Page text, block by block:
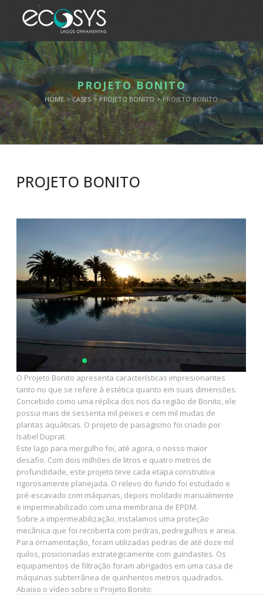
PROJETO BONITO
HOME CASES PROJETO BONITO PROJETO BONITO
PROJETO BONITO
O Projeto Bonito apresenta características impresionantes
tanto no que se refere à estética quanto em suas dimensões.
Concebido como uma réplica dos rios da região de Bonito, ele
possui mais de sessenta mil peixes e cem mil mudas de
plantas aquáticas. O projeto de paisagismo foi criado por
Isabel Duprat.
Este lago para mergulho foi, até agora, o nosso maior
desafio. Com dois milhões de litros e quatro metros de
profundidade, este projeto teve cada etapa construtiva
rigorosamente planejada. O relevo do fundo foi estudado e
pré-escavado com máquinas, depois moldado manualmente
e impermeabilizado com uma membrana de EPDM.
Sobre a impermeabilização, instalamos uma proteção
mecânica que foi recoberta com pedras, pedregulhos e areia.
Para ornamentação, foram utilizadas pedras de até doze mil
quilos, posicionadas estrategicamente com guindastes. Os
equipamentos de filtração foram abrigados em uma casa de
máquinas subterrânea de quinhentos metros quadrados.
Abaixo o vídeo sobre o Projeto Bonito: